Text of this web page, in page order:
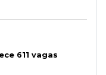
611 vagas